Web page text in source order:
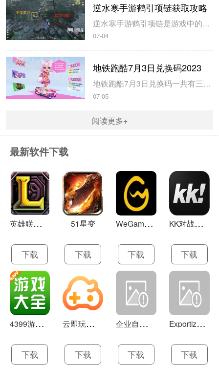
逆水寒手游鹤引项链获取攻略
逆水寒手游鹤引项链是游戏中的55级紫色装备，玩家可以通过不同的坐标完成小游戏获得，米葫芦小编带来逆水寒手游鹤引项链获取攻略，一起来看看吧。逆水寒手游鹤引项链获取攻略1、在山清山完成同样的探索小游戏驭鹤七次即可获得。2、注意这七哥小游戏都是一样的流程，在规定的时间内触碰4朵花即可完成。3、坐标分别在...
07-04
地铁跑酷7月3日兑换码2023
地铁跑酷7月3日兑换码一共有三个，玩家使用以后即可获得大量的钥匙和金币，米葫芦小编带来地铁跑酷7月3日兑换码2023，一起来看看吧。地铁跑酷7月3日兑换码20231、兑换码：FANBOOK地铁社区七十万人福利2、兑换码：FANBOOK7服十万人福利3、兑换码：FANBOOK地铁跑酷二十万人福4、玩...
07-05
阅读更多+
最新软件下载
英
雄联盟LOL 13.21
下载
51星变
下载
W
eGame(腾讯游戏平台TGP) 5.10.19.1000
下载
K
K对战平台 1.0.1
下载
4
399游戏盒 官方下载 7.9.1
下载
云
即玩游戏盒 1.0.5.4
下载
企
业自助建站系统 9.0
下载
E
xportizer 9.0.8
下载